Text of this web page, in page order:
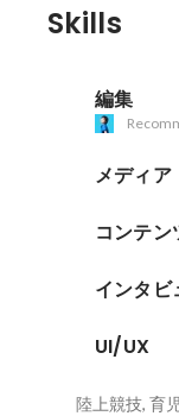
Skills
編集
メディア
コンテン
インタビ
UI/UX
陸上競技, 育